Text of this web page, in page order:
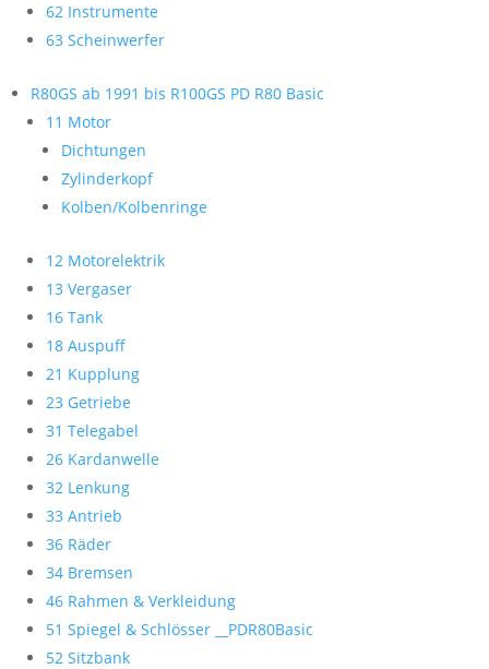
62 Instrumente
63 Scheinwerfer
R80GS ab 1991 bis R100GS PD R80 Basic
11 Motor
Dichtungen
Zylinderkopf
Kolben/Kolbenringe
12 Motorelektrik
13 Vergaser
16 Tank
18 Auspuff
21 Kupplung
23 Getriebe
31 Telegabel
26 Kardanwelle
32 Lenkung
33 Antrieb
36 Räder
34 Bremsen
46 Rahmen & Verkleidung
51 Spiegel & Schlösser __PDR80Basic
52 Sitzbank